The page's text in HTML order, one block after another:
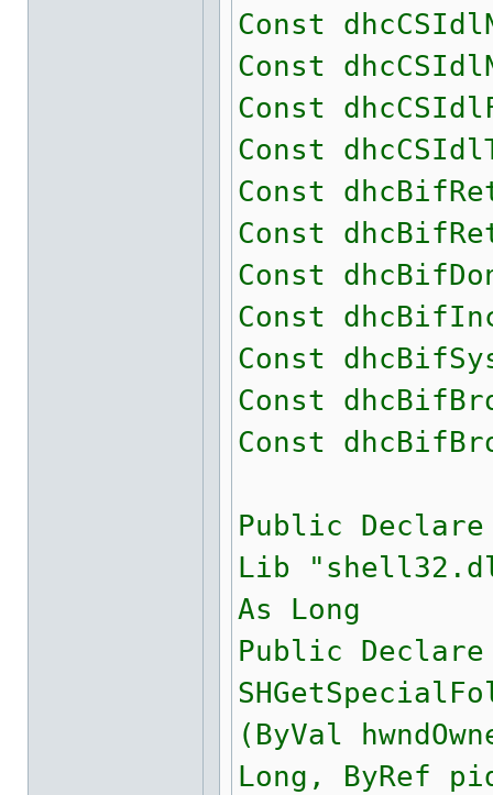
Const
Const
Const
Const
Const
Const
Const
Const
Const
Const
Const
Public Declare
Lib
As Long
Public
(ByVal
Long, ByRef